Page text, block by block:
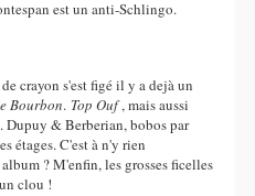
est un anti-Schlingo.
crayon s'est figé il y a dejà un
Bourbon. Top Ouf, mais aussi
Dupuy & Berberian, bobos par
étages. C'est à n'y rien
? M'enfin, les grosses ficelles
clou !